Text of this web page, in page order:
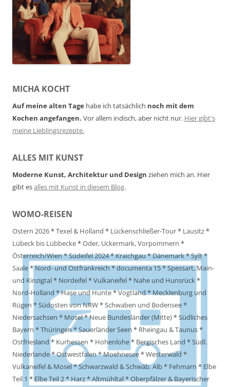
MICHA KOCHT
Auf meine alten Tage habe ich tatsächlich noch mit dem
Kochen angefangen. Vor allem indisch, aber nicht nur. Hier gibt's
meine Lieblingsrezepte.
ALLES MIT KUNST
Moderne Kunst, Architektur und Design ziehen mich an. Hier
gibt esalles mit Kunst in diesem Blog.
WOMO-REISEN
Ostern 2026*Texel & Holland * Lückenschließer-Tour* Lausitz*
Lübeck bis Lübbecke*Oder, Uckermark, Vorpommern *
Österreich/Wien*Südeifel 2024*Kraichgau*Dänemark*Sylt*
Saale*Nord- und Ostfrankreich*documenta 15*Spessart, Main-
und Kinzigtal* Nordeifel*Vulkaneifel* Nahe und Hunsrück*
Nord-Holland *Hase und Hunte*Vogtland*Mecklenburg und
Rügen *Südosten von NRW*Schwaben und Bodensee*
Niedersachsen * Mosel*Neue Bundesländer (Mitte)*Südliches
Bayern *Thüringen*Sauerländer Seen * Rheingau & Taunus*
Ostfriesland * Kurhessen * Hohenlohe* Bergisches Land *Südl.
Niederlande*Ostwestfalen*Moehnesee*Westerwald *
Vulkaneifel & Mosel*Schwarzwald & Schwäb. Alb* Fehmarn * Elbe
Teil 1 *Elbe Teil 2*Harz*Altmühltal*Oberpfälzer & Bayerischer